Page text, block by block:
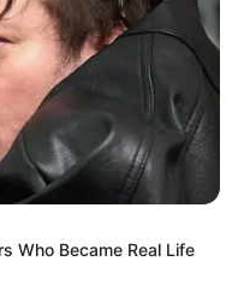
Who Became Real Life